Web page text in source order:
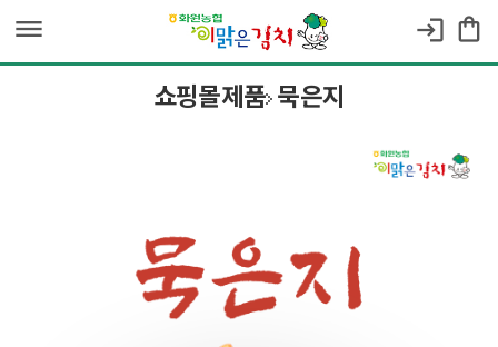
dehaze login shopping_bag
쇼핑몰제품 묵은지